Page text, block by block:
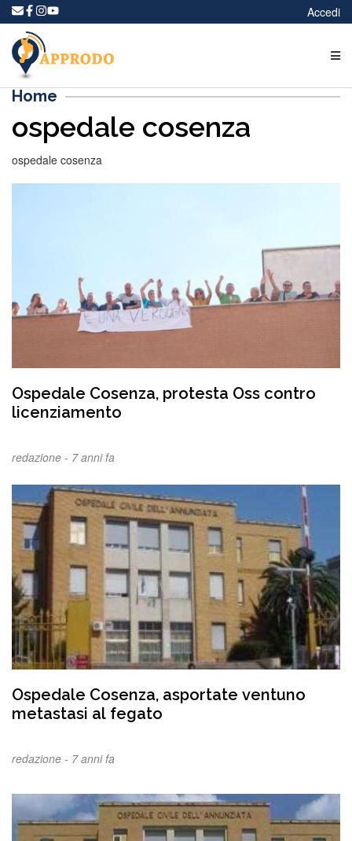
Accedi
Home
ospedale cosenza
ospedale cosenza
Ospedale Cosenza, protesta Oss contro
licenziamento
redazione - 7 anni fa
Ospedale Cosenza, asportate ventuno
metastasi al fegato
redazione - 7 anni fa